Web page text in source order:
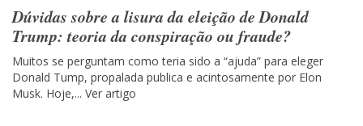
Dúvidas sobre a lisura da eleição de Donald
Trump: teoria da conspiração ou fraude?
Muitos se perguntam como teria sido a “ajuda” para eleger
Donald Tump, propalada publica e acintosamente por Elon
Musk. Hoje,... Ver artigo